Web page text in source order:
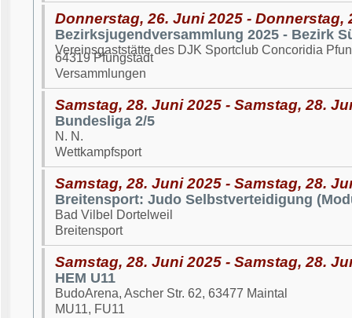
Donnerstag, 26. Juni 2025 - Donnerstag,
Bezirksjugendversammlung 2025 - Bezirk
Vereinsgaststätte des DJK Sportclub Concoridia
64319 Pfungstadt
Versammlungen
Samstag, 28. Juni 2025 - Samstag, 28.
Bundesliga 2/5
N. N.
Wettkampfsport
Samstag, 28. Juni 2025 - Samstag, 28.
Breitensport: Judo Selbstverteidigung
Bad Vilbel Dortelweil
Breitensport
Samstag, 28. Juni 2025 - Samstag, 28.
HEM U11
BudoArena, Ascher Str. 62, 63477 Maintal
MU11, FU11